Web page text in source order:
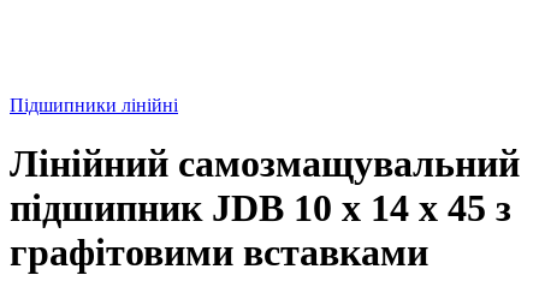
Підшипники лінійні
Лінійний самозмащувальний
підшипник JDB 10 х 14 х 45 з
графітовими вставками